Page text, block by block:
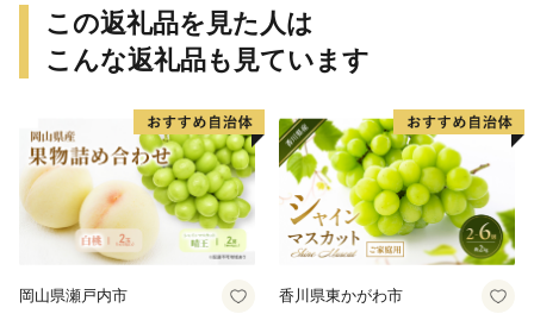
この返礼品を見た人は
こんな返礼品も見ています
岡山県瀬戸内市 香川県東かがわ市